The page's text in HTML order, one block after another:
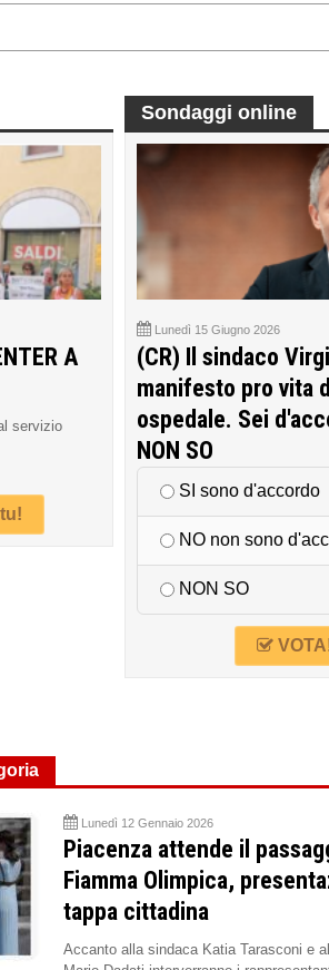
A
servizio
Sondaggi online
Lunedì 15 Giugno 2026
(CR) Il sindaco
manifesto pro vita
ospedale. Sei
NON SO
SI sono d'accordo
NO non sono
NON SO
Lunedì 12 Gennaio 2026
Piacenza attende il
Fiamma Olimpica,
tappa cittadina
Accanto alla sindaca Katia Tarasconi e